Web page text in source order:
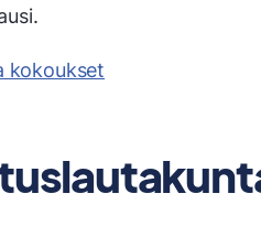
kokoukset